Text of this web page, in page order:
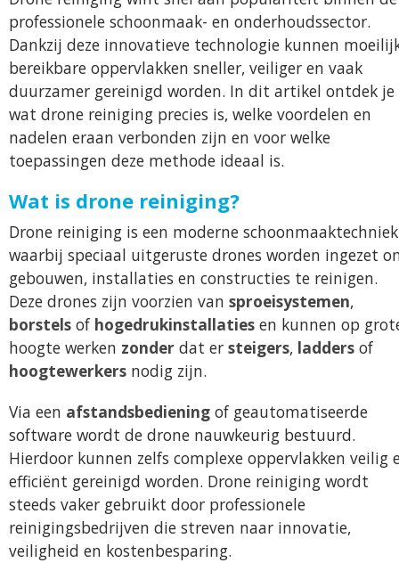
professionele schoonmaak- en onderhoudssector.
Dankzij deze innovatieve technologie kunnen
bereikbare oppervlakken sneller, veiliger en vaak
duurzamer gereinigd worden. In dit artikel ontdek je
wat drone reiniging precies is, welke voordelen en
nadelen eraan verbonden zijn en voor welke
toepassingen deze methode ideaal is.
Wat is drone reiniging?
Drone reiniging is een moderne schoonmaaktechniek
waarbij speciaal uitgeruste drones worden ingezet
gebouwen, installaties en constructies te reinigen.
Deze drones zijn voorzien van sproeisystemen,
borstels of hogedrukinstallaties en kunnen op
hoogte werken zonder dat er steigers, ladders of
hoogtewerkers nodig zijn.
Via een afstandsbediening of geautomatiseerde
software wordt de drone nauwkeurig bestuurd.
Hierdoor kunnen zelfs complexe oppervlakken veilig
efficiënt gereinigd worden. Drone reiniging wordt
steeds vaker gebruikt door professionele
reinigingsbedrijven die streven naar innovatie,
veiligheid en kostenbesparing.